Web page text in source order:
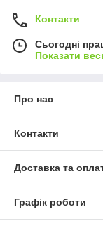
Контакти
Сьогодні
Показати
Про нас
Контакти
Доставка та
Графік роботи